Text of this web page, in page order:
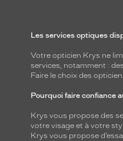
Les services optiques
Votre opticien Krys ne
services, notamment : des
Faire le choix des
Pourquoi faire confiance
Krys vous propose des
votre visage et à votre
Krys vous propose